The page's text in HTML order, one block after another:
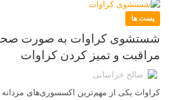
پست ها
شستشوی کراوات به صورت
مراقبت و تمیز کردن کراوات
صالح خراسانی
کراوات یکی از مهم‌ترین اکسسوری‌های